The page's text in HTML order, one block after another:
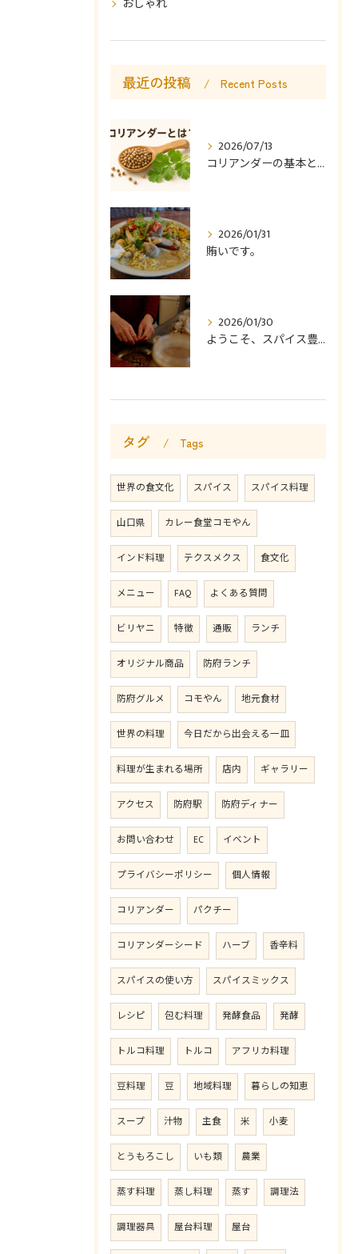
最近の投稿 Recent Posts
2026/07/13
コリアンダーの基本と使い方
2026/01/31
賄いです。
2026/01/30
ようこそ、スパイス豊かなカレー食堂コモやんへ。
タグ Tags
世界の食文化 スパイス スパイス料理
山口県 カレー食堂コモやん
インド料理 テクスメクス 食文化
メニュー FAQ よくある質問
ビリヤニ 特徴 通販 ランチ
オリジナル商品 防府ランチ
防府グルメ コモやん 地元食材
世界の料理 今日だから出会える一皿
料理が生まれる場所 店内 ギャラリー
アクセス 防府駅 防府ディナー
お問い合わせ EC イベント
プライバシーポリシー 個人情報
コリアンダー パクチー
コリアンダーシード ハーブ 香辛料
スパイスの使い方 スパイスミックス
レシピ 包む料理 発酵食品 発酵
トルコ料理 トルコ アフリカ料理
豆料理 豆 地域料理 暮らしの知恵
スープ 汁物 主食 米 小麦
とうもろこし いも類 農業
蒸す料理 蒸し料理 蒸す 調理法
調理器具 屋台料理 屋台